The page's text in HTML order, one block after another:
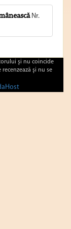
Nr.
şi nu coincide
şi nu se